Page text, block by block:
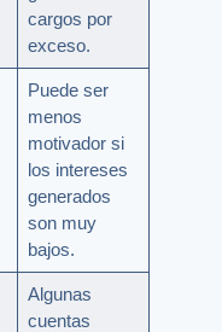
cargos por
exceso.
Puede ser
menos
motivador si
los intereses
generados
son muy
bajos.
Algunas
cuentas